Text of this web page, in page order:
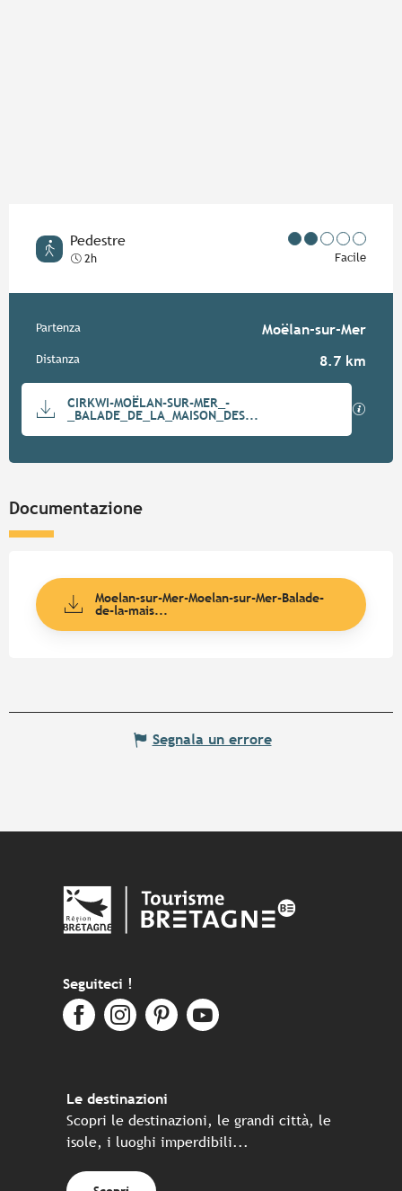
Pedestre
2h Facile
Informazioni pratiche
Partenza Moëlan-sur-Mer
Distanza 8.7 km
Documentazione
CIRKWI-MOËLAN-SUR-MER_-
_BALADE_DE_LA_MAISON_DES...
I file
Documentazione
Moelan-sur-Mer-Moelan-sur-Mer-Balade-
de-la-mais...
Segnala un errore
Seguiteci !
Le destinazioni
Scopri le destinazioni, le grandi città, le
isole, i luoghi imperdibili...